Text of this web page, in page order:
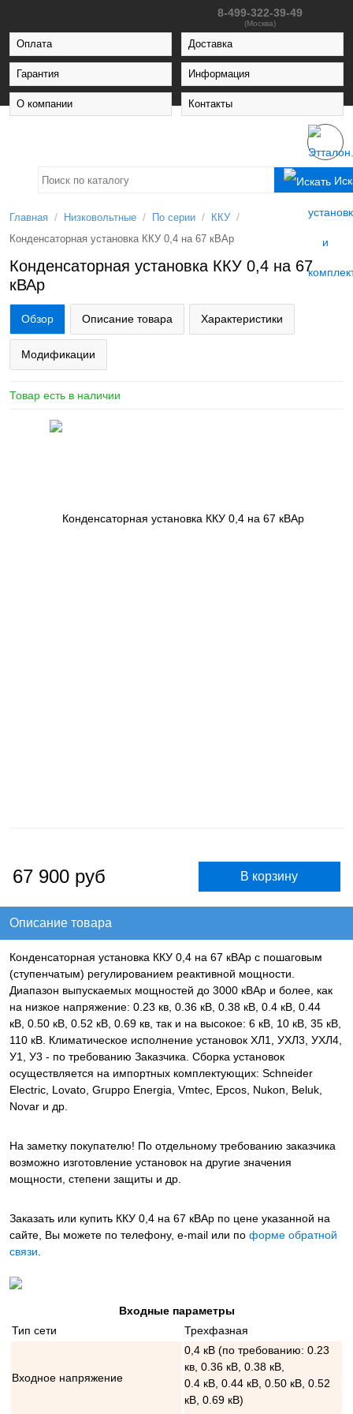
8-499-322-39-49
(Москва)
Оплата Доставка
Гарантия Информация
О компании Контакты
Главная / Низковольтные / По серии / ККУ /
Конденсаторная установка ККУ 0,4 на 67 кВАр
Конденсаторная установка ККУ 0,4 на 67
кВАр
Обзор Описание товара Характеристики
Модификации
Товар есть в наличии
67 900 руб
Описание товара
Конденсаторная установка ККУ 0,4 на 67 кВАр с пошаговым
(ступенчатым) регулированием реактивной мощности.
Диапазон выпускаемых мощностей до 3000 кВАр и более, как
на низкое напряжение: 0.23 кв, 0.36 кВ, 0.38 кВ, 0.4 кВ, 0.44
кВ, 0.50 кВ, 0.52 кВ, 0.69 кв, так и на высокое: 6 кВ, 10 кВ, 35 кВ,
110 кВ. Климатическое исполнение установок ХЛ1, УХЛ3, УХЛ4,
У1, У3 - по требованию Заказчика. Сборка установок
осуществляется на импортных комплектующих: Schneider
Electric, Lovato, Gruppo Energia, Vmtec, Epcos, Nukon, Beluk,
Novar и др.
На заметку покупателю! По отдельному требованию заказчика
возможно изготовление установок на другие значения
мощности, степени защиты и др.
Заказать или купить ККУ 0,4 на 67 кВАр по цене указанной на
сайте, Вы можете по телефону, e-mail или по форме обратной
связи.
Входные параметры
Тип сети
Трехфазная
Входное напряжение
0,4 кВ (по требованию: 0.23
кв, 0.36 кВ, 0.38 кВ,
0.4 кВ, 0.44 кВ, 0.50 кВ, 0.52
кВ, 0.69 кВ)